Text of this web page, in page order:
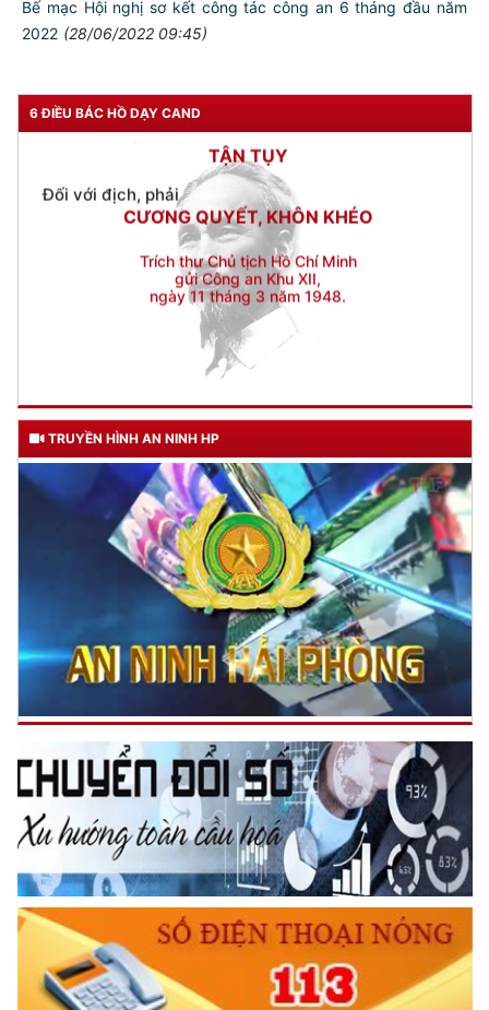
Bế mạc Hội nghị sơ kết công tác công an 6 tháng đầu năm
2022 (28/06/2022 09:45)
6 ĐIỀU BÁC HỒ DẠY CAND
KÍNH TRỌNG LỄ PHÉP
Đối với địch, phải
CƯƠNG QUYẾT, KHÔN KHÉO
Trích thư Chủ tịch Hồ Chí Minh
gửi Công an Khu XII,
ngày 11 tháng 3 năm 1948.
TRUYỀN HÌNH AN NINH HP